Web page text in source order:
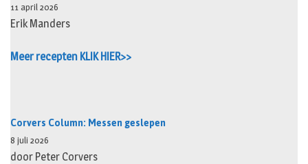
11 april 2026
Erik Manders
Meer recepten KLIK HIER>>
Corvers Column: Messen geslepen
8 juli 2026
door Peter Corvers